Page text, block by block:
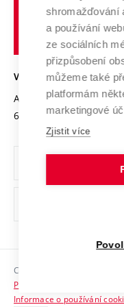
Transfer znalostí
Open Science
Projekty
Projekty ze
Specifický výzkum
Služby univerzity
Mezinárodní dohody
Univerzitní sítě
Udržitelná univerzita
Podnikavá univerzita /
Bezpečná univerzita
Vyznamenání
Organizační struktura
Ochrana osobních
Sociální bezpečí
HR Award
VYSOKÉ UČENÍ
Antonínská 548/1
602 00 Brno
Copyright © 2026 VUT
Prohlášení o přístupnosti
Informace o používání
shromažďování
a používání
ze sociálních
přizpůsobení
můžeme také
platformám
marketingové
Zjistit více